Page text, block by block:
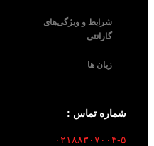
شرایط و ویژگی‌های
گارانتی
زبان ها
شماره تماس :
۰۲۱۸۸۳۰۷۰۰۴-۵